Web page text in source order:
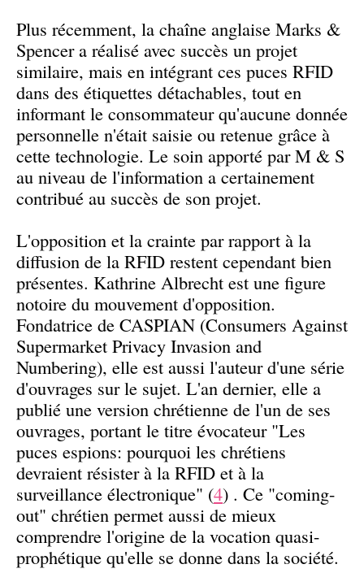
Plus récemment, la chaîne anglaise Marks &
Spencer a réalisé avec succès un projet
similaire, mais en intégrant ces puces RFID
dans des étiquettes détachables, tout en
informant le consommateur qu'aucune donnée
personnelle n'était saisie ou retenue grâce à
cette technologie. Le soin apporté par M & S
au niveau de l'information a certainement
contribué au succès de son projet.
L'opposition et la crainte par rapport à la
diffusion de la RFID restent cependant bien
présentes. Kathrine Albrecht est une figure
notoire du mouvement d'opposition.
Fondatrice de CASPIAN (Consumers Against
Supermarket Privacy Invasion and
Numbering), elle est aussi l'auteur d'une série
d'ouvrages sur le sujet. L'an dernier, elle a
publié une version chrétienne de l'un de ses
ouvrages, portant le titre évocateur "Les
puces espions: pourquoi les chrétiens
devraient résister à la RFID et à la
surveillance électronique" (4) . Ce "coming-
out" chrétien permet aussi de mieux
comprendre l'origine de la vocation quasi-
prophétique qu'elle se donne dans la société.